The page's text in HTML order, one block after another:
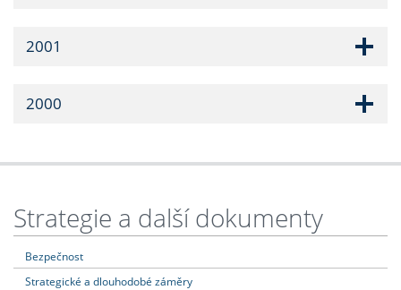
2001
2000
Strategie a další dokumenty
Bezpečnost
Strategické a dlouhodobé záměry